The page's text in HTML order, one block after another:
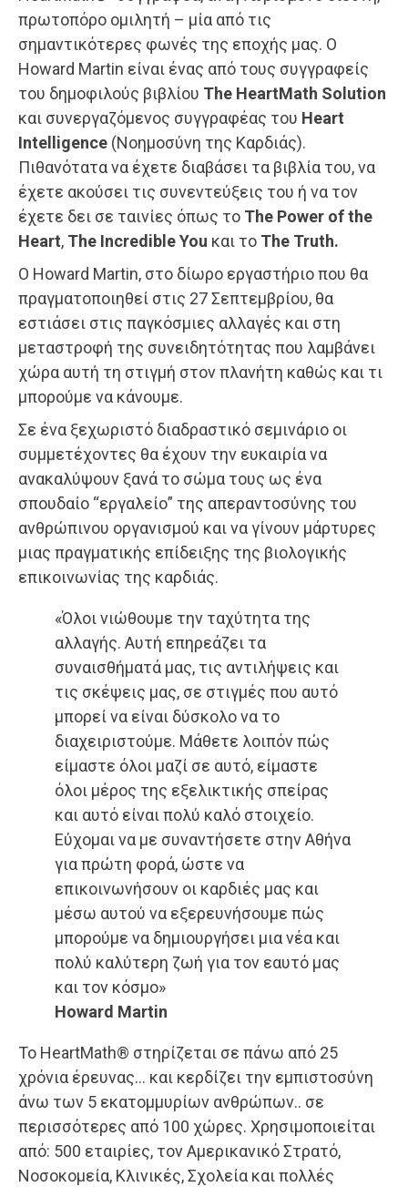
πρωτοπόρο ομιλητή – μία από τις
σημαντικότερες φωνές της εποχής μας. O
Ηoward Martin είναι ένας από τους συγγραφείς
του δημοφιλούς βιβλίου The HeartMath Solution
και συνεργαζόμενος συγγραφέας του Heart
Intelligence (Νοημοσύνη της Καρδιάς).
Πιθανότατα να έχετε διαβάσει τα βιβλία του, να
έχετε ακούσει τις συνεντεύξεις του ή να τον
έχετε δει σε ταινίες όπως το The Power of the
Heart, The Incredible You και το The Truth.
Ο Howard Martin, στο δίωρο εργαστήριο που θα
πραγματοποιηθεί στις 27 Σεπτεμβρίου, θα
εστιάσει στις παγκόσμιες αλλαγές και στη
μεταστροφή της συνειδητότητας που λαμβάνει
χώρα αυτή τη στιγμή στον πλανήτη καθώς και τι
μπορούμε να κάνουμε.
Σε ένα ξεχωριστό διαδραστικό σεμινάριο οι
συμμετέχοντες θα έχουν την ευκαιρία να
ανακαλύψουν ξανά το σώμα τους ως ένα
σπουδαίο “εργαλείο” της απεραντοσύνης του
ανθρώπινου οργανισμού και να γίνουν μάρτυρες
μιας πραγματικής επίδειξης της βιολογικής
επικοινωνίας της καρδιάς.
«Όλοι νιώθουμε την ταχύτητα της
αλλαγής. Αυτή επηρεάζει τα
συναισθήματά μας, τις αντιλήψεις και
τις σκέψεις μας, σε στιγμές που αυτό
μπορεί να είναι δύσκολο να το
διαχειριστούμε. Μάθετε λοιπόν πώς
είμαστε όλοι μαζί σε αυτό, είμαστε
όλοι μέρος της εξελικτικής σπείρας
και αυτό είναι πολύ καλό στοιχείο.
Εύχομαι να με συναντήσετε στην Αθήνα
για πρώτη φορά, ώστε να
επικοινωνήσουν οι καρδιές μας και
μέσω αυτού να εξερευνήσουμε πώς
μπορούμε να δημιουργήσει μια νέα και
πολύ καλύτερη ζωή για τον εαυτό μας
και τον κόσμο»
Howard Martin
Το HeartMath® στηρίζεται σε πάνω από 25
χρόνια έρευνας… και κερδίζει την εμπιστοσύνη
άνω των 5 εκατομμυρίων ανθρώπων.. σε
περισσότερες από 100 χώρες. Χρησιμοποιείται
από: 500 εταιρίες, τον Αμερικανικό Στρατό,
Νοσοκομεία, Κλινικές, Σχολεία και πολλές